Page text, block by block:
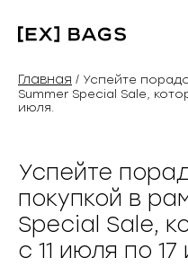
содержимому
Главная / Успейте
Summer Special Sale,
июля.
Успейте
покупкой в
Special Sale,
c 11 июля по